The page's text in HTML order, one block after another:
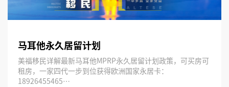
马耳他永久居留计划
美福移民详解最新马耳他MPRP永久居留计划政策，可买房可
租房，一家四代一步到位获得欧洲国家永居卡：
18926455465…